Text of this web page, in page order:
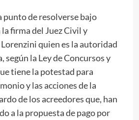
punto de resolverse bajo
firma del Juez Civil y
quien es la autoridad
según la Ley de Concursos y
tiene la potestad para
y las acciones de la
de los acreedores que, han
a la propuesta de pago por